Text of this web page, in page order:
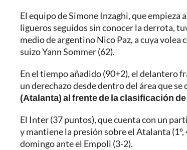
El equipo de Simone Inzaghi, que empieza
ligueros seguidos sin conocer la derrota,
medio de argentino Nico Paz, a cuya
suizo Yann Sommer (62).
En el tiempo añadido (90+2), el delantero
un derechazo desde dentro del área que
(Atalanta) al frente de la clasificación
El Inter (37 puntos), que cuenta con un
y mantiene la presión sobre el Atalanta
domingo ante el Empoli (3-2).